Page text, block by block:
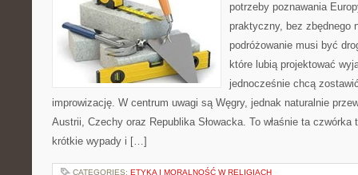
potrzeby poznawania
praktyczny, bez zbędnego
podróżowanie musi być
które lubią projektować
jednocześnie chcą
improwizację. W centrum uwagi są Węgry, jednak naturalnie
Austrii, Czechy oraz Republika Słowacka. To właśnie ta
krótkie wypady i […]
CATEGORIES: ETYKA I MORALNOŚĆ W RELIGIACH